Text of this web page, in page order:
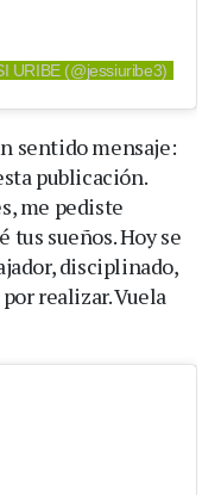
URIBE (@jessiuribe3)
sentido mensaje:
publicación.
me pediste
tus sueños. Hoy se
disciplinado,
realizar. Vuela